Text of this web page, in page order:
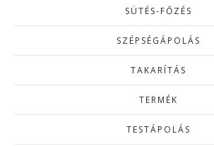
SÜTÉS-FŐZÉS
SZÉPSÉGÁPOLÁS
TAKARÍTÁS
TERMÉK
TESTÁPOLÁS